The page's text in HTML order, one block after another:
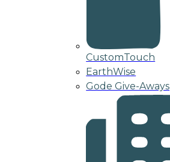
CustomTouch
EarthWise
Gode Give-Aways